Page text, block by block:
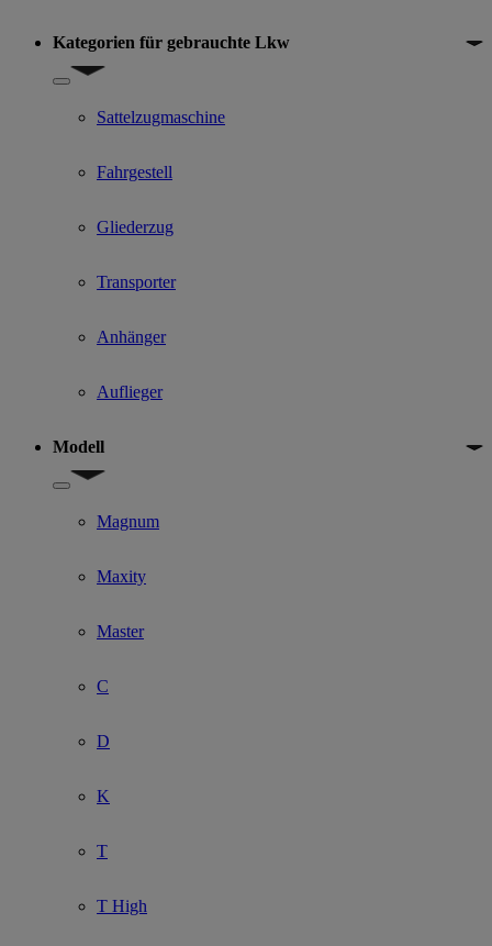
Kategorien für gebrauchte Lkw
Show submenu for Kategorien für gebrauchte Lkw
Sattelzugmaschine
Fahrgestell
Gliederzug
Transporter
Anhänger
Auflieger
Modell
Show submenu for Modell
Magnum
Maxity
Master
C
D
K
T
T High